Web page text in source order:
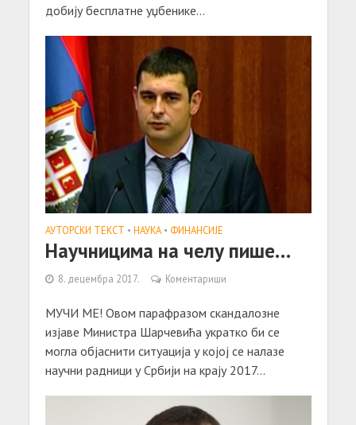
добију бесплатне уџбенике...
АУТОРСКИ ТЕКСТ • НАУКА • ФИНАНСИЈЕ
Научницима на челу пише…
8. децембра 2017. Коментариши
МУЧИ МЕ! Овом парафразом скандалозне
изјаве Министра Шарчевића укратко би се
могла објаснити ситуација у којој се налазе
научни радници у Србији на крају 2017...